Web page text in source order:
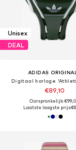
Unisex
DEAL
ADIDAS
Digitaal horloge
€89,10
Oorspronkelijk:
Laatste laagste prijs: